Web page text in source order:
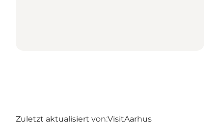
Zuletzt aktualisiert von:VisitAarhus